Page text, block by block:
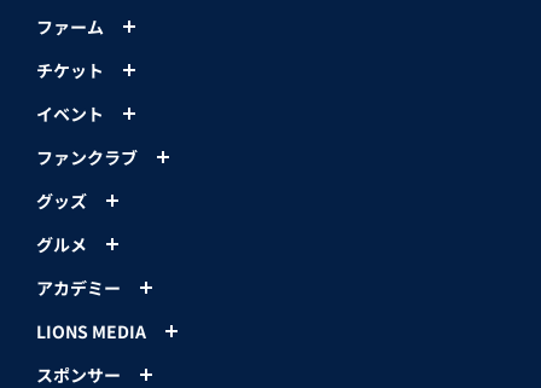
ファーム
チケット
イベント
ファンクラブ
グッズ
グルメ
アカデミー
LIONS MEDIA
スポンサー